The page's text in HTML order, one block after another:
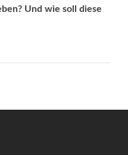
Und wie soll diese